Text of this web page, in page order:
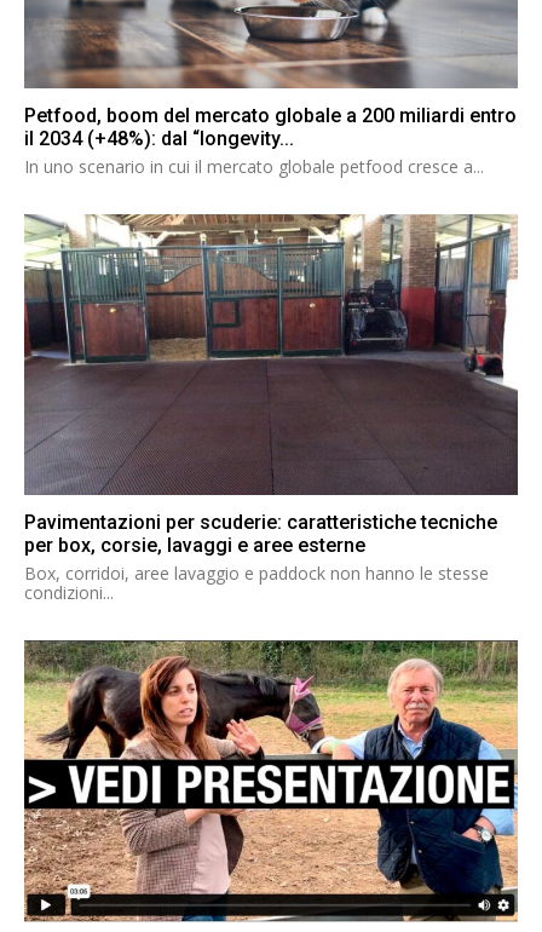
Petfood, boom del mercato globale a 200 miliardi entro
il 2034 (+48%): dal “longevity...
In uno scenario in cui il mercato globale petfood cresce a...
Pavimentazioni per scuderie: caratteristiche tecniche
per box, corsie, lavaggi e aree esterne
Box, corridoi, aree lavaggio e paddock non hanno le stesse
condizioni...